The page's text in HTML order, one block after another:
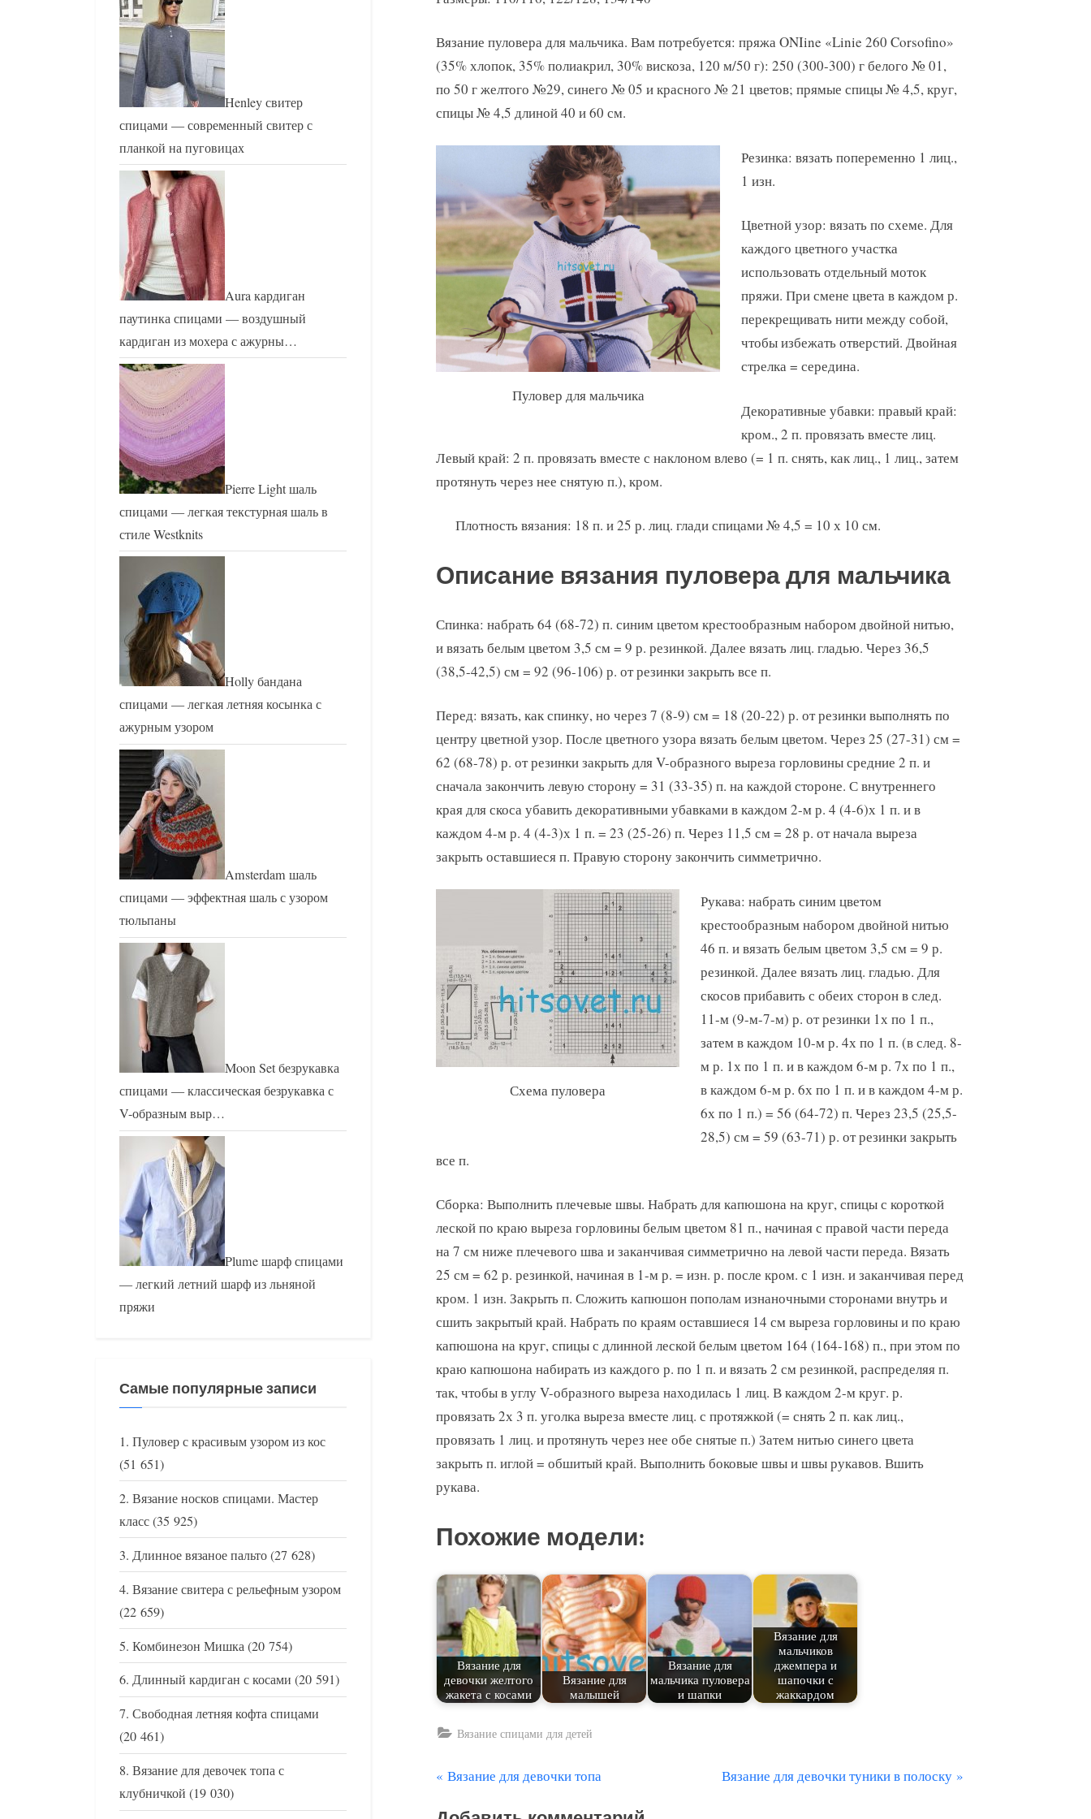
с
цветным
Вязание пуловера для мальчика. Вам потребуется: пряжа ONIine «Linie 260 Corsofino»
(35% хлопок, 35% полиакрил, 30% вискоза, 120 м/50 г): 250 (300-300) г белого № 01,
по 50 г желтого №29, синего № 05 и красного № 21 цветов; прямые спицы № 4,5, круг,
спицы № 4,5 длиной 40 и 60 см.
Пуловер для мальчика
Резинка: вязать попеременно 1 лиц.,
1 изн.
Цветной узор: вязать по схеме. Для
каждого цветного участка
использовать отдельный моток
пряжи. При смене цвета в каждом р.
перекрещивать нити между собой,
чтобы избежать отверстий. Двойная
стрелка = середина.
Декоративные убавки: правый край:
кром., 2 п. провязать вместе лиц.
Левый край: 2 п. провязать вместе с наклоном влево (= 1 п. снять, как лиц., 1 лиц., затем
протянуть через нее снятую п.), кром.
Плотность вязания: 18 п. и 25 р. лиц. глади спицами № 4,5 = 10 х 10 см.
Описание вязания пуловера для мальчика
Спинка: набрать 64 (68-72) п. синим цветом крестообразным набором двойной нитью,
и вязать белым цветом 3,5 см = 9 р. резинкой. Далее вязать лиц. гладью. Через 36,5
(38,5-42,5) см = 92 (96-106) р. от резинки закрыть все п.
Перед: вязать, как спинку, но через 7 (8-9) см = 18 (20-22) р. от резинки выполнять по
центру цветной узор. После цветного узора вязать белым цветом. Через 25 (27-31) см =
62 (68-78) р. от резинки закрыть для V-образного выреза горловины средние 2 п. и
сначала закончить левую сторону = 31 (33-35) п. на каждой стороне. С внутреннего
края для скоса убавить декоративными убавками в каждом 2-м р. 4 (4-6)х 1 п. и в
каждом 4-м р. 4 (4-3)х 1 п. = 23 (25-26) п. Через 11,5 см = 28 р. от начала выреза
закрыть оставшиеся п. Правую сторону закончить симметрично.
Схема пуловера
Рукава: набрать синим цветом
крестообразным набором двойной нитью
46 п. и вязать белым цветом 3,5 см = 9 р.
резинкой. Далее вязать лиц. гладью. Для
скосов прибавить с обеих сторон в след.
11-м (9-м-7-м) р. от резинки 1х по 1 п.,
затем в каждом 10-м р. 4х по 1 п. (в след. 8-
м р. 1х по 1 п. и в каждом 6-м р. 7х по 1 п.,
в каждом 6-м р. 6х по 1 п. и в каждом 4-м р.
6х по 1 п.) = 56 (64-72) п. Через 23,5 (25,5-
28,5) см = 59 (63-71) р. от резинки закрыть
все п.
Сборка: Выполнить плечевые швы. Набрать для капюшона на круг, спицы с короткой
леской по краю выреза горловины белым цветом 81 п., начиная с правой части переда
на 7 см ниже плечевого шва и заканчивая симметрично на левой части переда. Вязать
25 см = 62 р. резинкой, начиная в 1-м р. = изн. р. после кром. с 1 изн. и заканчивая перед
кром. 1 изн. Закрыть п. Сложить капюшон пополам изнаночными сторонами внутрь и
сшить закрытый край. Набрать по краям оставшиеся 14 см выреза горловины и по краю
капюшона на круг, спицы с длинной леской белым цветом 164 (164-168) п., при этом по
краю капюшона набирать из каждого р. по 1 п. и вязать 2 см резинкой, распределяя п.
так, чтобы в углу V-образного выреза находилась 1 лиц. В каждом 2-м круг. р.
провязать 2х 3 п. уголка выреза вместе лиц. с протяжкой (= снять 2 п. как лиц.,
провязать 1 лиц. и протянуть через нее обе снятые п.) Затем нитью синего цвета
закрыть п. иглой = обшитый край. Выполнить боковые швы и швы рукавов. Вшить
рукава.
Похожие модели:
Вязание для
девочки желтого
жакета с косами
Вязание для
малышей
Вязание для
мальчика пуловера
и шапки
Вязание для
мальчиков
джемпера и
шапочки с
жаккардом
Вязание спицами для детей
Навигация
П
Вязание для девочки топа
С
Вязание для девочки туники в полоску
Henley свитер
спицами — современный свитер с
планкой на пуговицах
Aura кардиган
паутинка спицами — воздушный
кардиган из мохера с ажурны…
Pierre Light шаль
спицами — легкая текстурная шаль в
стиле Westknits
Holly бандана
спицами — легкая летняя косынка с
ажурным узором
Amsterdam шаль
спицами — эффектная шаль с узором
тюльпаны
Moon Set безрукавка
спицами — классическая безрукавка с
V-образным выр…
Plume шарф спицами
— легкий летний шарф из льняной
пряжи
Самые популярные записи
Пуловер с красивым узором из кос
(51 651)
Вязание носков спицами. Мастер
класс(35 925)
Длинное вязаное пальто(27 628)
Вязание свитера с рельефным узором
(22 659)
Комбинезон Мишка(20 754)
Длинный кардиган с косами (20 591)
Свободная летняя кофта спицами
(20 461)
Вязание для девочек топа с
клубничкой (19 030)